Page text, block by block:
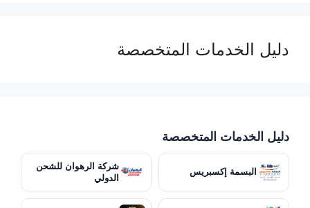
دليل الخدمات المتخصصة
دليل الخدمات المتخصصة
البسمة إكسبريس
شركة الرهوان للشحن
الدولي